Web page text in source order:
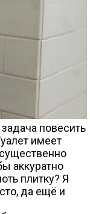
повесить
имеет
аккуратно
плитку? Я
да ещё и